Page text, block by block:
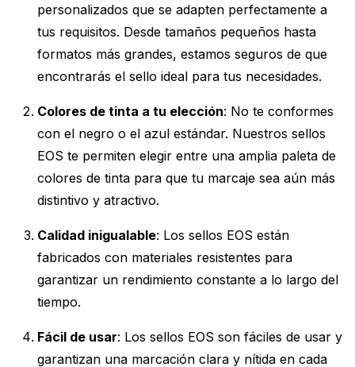
personalizados que se adapten perfectamente a
tus requisitos. Desde tamaños pequeños hasta
formatos más grandes, estamos seguros de que
encontrarás el sello ideal para tus necesidades.
Colores de tinta a tu elección: No te conformes
con el negro o el azul estándar. Nuestros sellos
EOS te permiten elegir entre una amplia paleta de
colores de tinta para que tu marcaje sea aún más
distintivo y atractivo.
Calidad inigualable: Los sellos EOS están
fabricados con materiales resistentes para
garantizar un rendimiento constante a lo largo del
tiempo.
Fácil de usar: Los sellos EOS son fáciles de usar y
garantizan una marcación clara y nítida en cada